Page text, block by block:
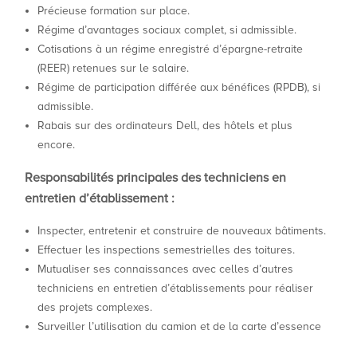
Précieuse formation sur place.
Régime d’avantages sociaux complet, si admissible.
Cotisations à un régime enregistré d’épargne-retraite
(REER) retenues sur le salaire.
Régime de participation différée aux bénéfices (RPDB), si
admissible.
Rabais sur des ordinateurs Dell, des hôtels et plus
encore.
Responsabilités principales des techniciens en
entretien d’établissement :
Inspecter, entretenir et construire de nouveaux bâtiments.
Effectuer les inspections semestrielles des toitures.
Mutualiser ses connaissances avec celles d’autres
techniciens en entretien d’établissements pour réaliser
des projets complexes.
Surveiller l’utilisation du camion et de la carte d’essence